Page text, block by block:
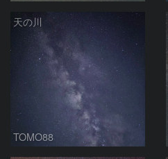
天の川
TOMO88